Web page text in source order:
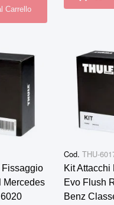
Carrello
Fissaggio
Mercedes
Cod. THU-
Kit
Evo Flush
Benz